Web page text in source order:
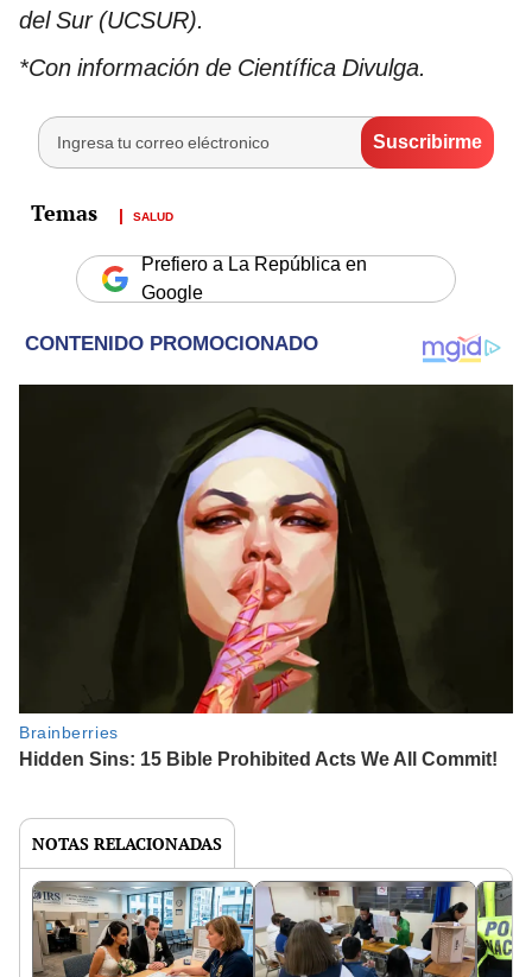
del Sur (UCSUR).
*Con información de Científica Divulga.
SALUD
Prefiero a La República en
Google
NOTAS RELACIONADAS